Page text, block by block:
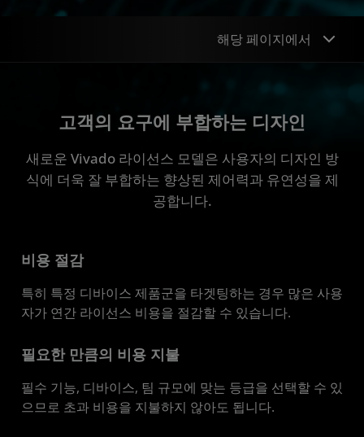
해당 페이지에서
변경 사항
등급 비교
자주 묻는 질문
고객의 요구에 부합하는 디자인
새로운 Vivado 라이선스 모델은 사용자의 디자인 방
식에 더욱 잘 부합하는 향상된 제어력과 유연성을 제
공합니다.
비용 절감
특히 특정 디바이스 제품군을 타겟팅하는 경우 많은 사용
자가 연간 라이선스 비용을 절감할 수 있습니다.
필요한 만큼의 비용 지불
필수 기능, 디바이스, 팀 규모에 맞는 등급을 선택할 수 있
으므로 초과 비용을 지불하지 않아도 됩니다.